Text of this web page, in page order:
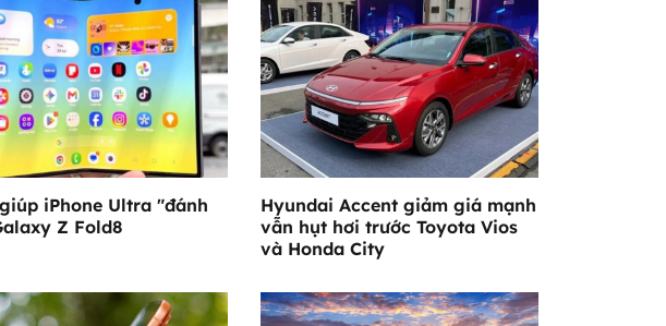
iPhone Ultra "đánh
Z Fold8
Hyundai Accent giảm giá mạnh
vẫn hụt hơi trước Toyota Vios
và Honda City